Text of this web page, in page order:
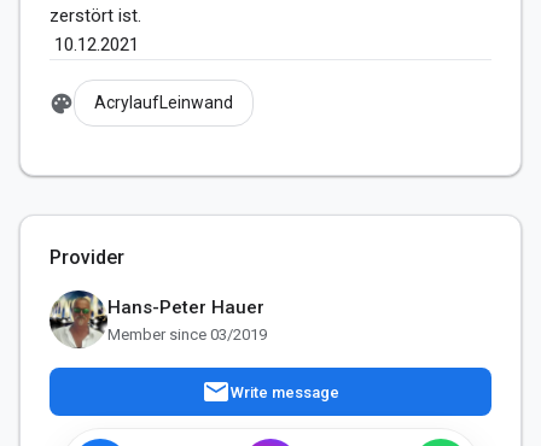
zerstört ist.
10.12.2021
palette AcrylaufLeinwand
Provider
Hans-Peter Hauer
Member since 03/2019
mailWrite message